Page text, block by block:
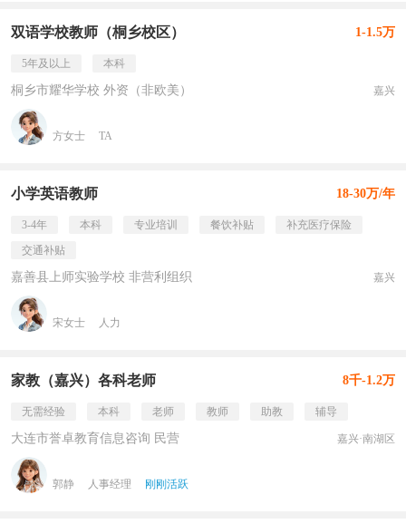
双语学校教师（桐乡校区） 1-1.5万
5年及以上 本科
桐乡市耀华学校 外资（非欧美） 嘉兴
方女士 TA
小学英语教师 18-30万/年
3-4年 本科 专业培训 餐饮补贴
补充医疗保险
交通补贴
嘉善县上师实验学校 非营利组织 嘉兴
宋女士 人力
家教（嘉兴）各科老师 8千-1.2万
无需经验 本科 老师 教师 助教 辅导
大连市誉卓教育信息咨询 民营 嘉兴·南湖区
郭静 人事经理 刚刚活跃